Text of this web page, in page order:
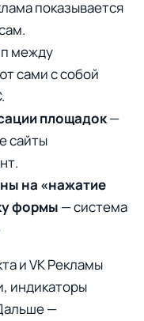
показывается
между
сами с собой
площадок—
сайты
на «нажатие
формы — система
и VK Рекламы
индикаторы
—